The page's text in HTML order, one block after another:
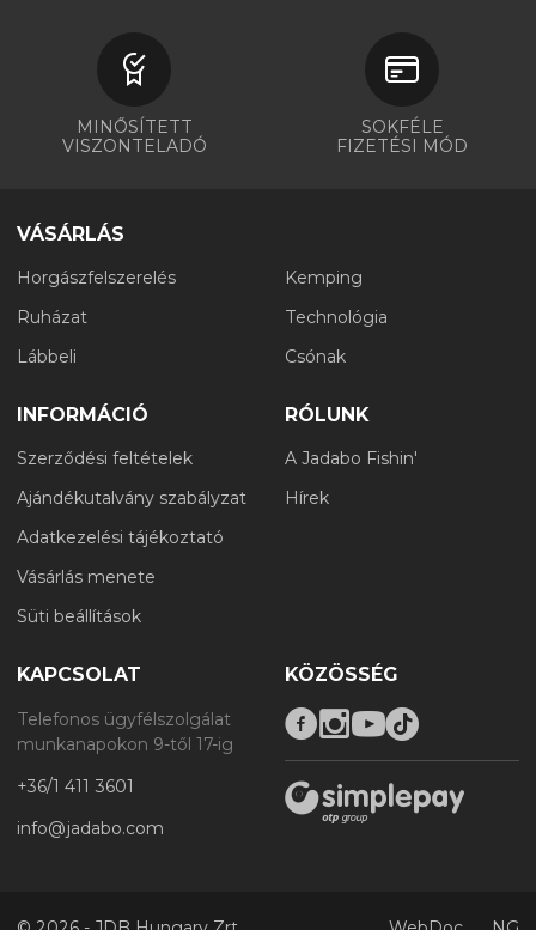
MINŐSÍTETT
VISZONTELADÓ
SOKFÉLE
FIZETÉSI MÓD
VÁSÁRLÁS
Horgászfelszerelés
Ruházat
Lábbeli
Kemping
Technológia
Csónak
INFORMÁCIÓ
Szerződési feltételek
Ajándékutalvány szabályzat
Adatkezelési tájékoztató
Vásárlás menete
Süti beállítások
RÓLUNK
A Jadabo Fishin'
Hírek
KAPCSOLAT
Telefonos ügyfélszolgálat
munkanapokon 9-től 17-ig
+36/1 411 3601
info@jadabo.com
KÖZÖSSÉG